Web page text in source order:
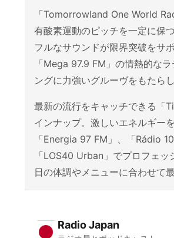
「Tomorrowland One World
有酸素運動のピッチを一定に保
フルなサウンドが限界突破をサ
「Mega 97.9 FM」の情熱的な
ングに力強いグルーヴをもたらし
最新の流行をキャッチできる「
インナップ。激しいエネルギー
「Energia 97 FM」、「Rádio
「LOS40 Urban」でプロフェ
日の体調やメニューに合わせて
Radio Japan